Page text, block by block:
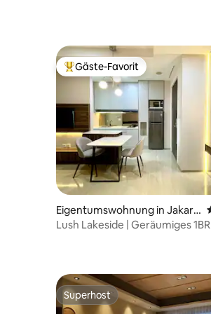
Beliebter Gäste-Favorit.
Gäste-Favorit
Eigentumswohnung in Jakart
a Barat
Lush Lakeside | Geräumiges
Superhost
Superhost